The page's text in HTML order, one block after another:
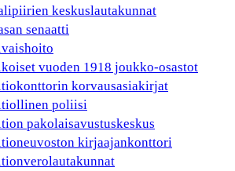
keskuslautakunnat
senaatti
vuoden 1918 joukko-osastot
korvausasiakirjat
poliisi
pakolaisavustuskeskus
kirjaajankonttori